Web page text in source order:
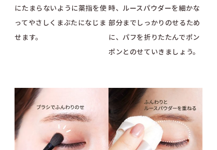
にたまらないように薬指を使
ってやさしくまぶたになじま
せます。
時、ルースパウダーを細かな
部分までしっかりのせるため
に、パフを折りたたんでポン
ポンとのせていきましょう。